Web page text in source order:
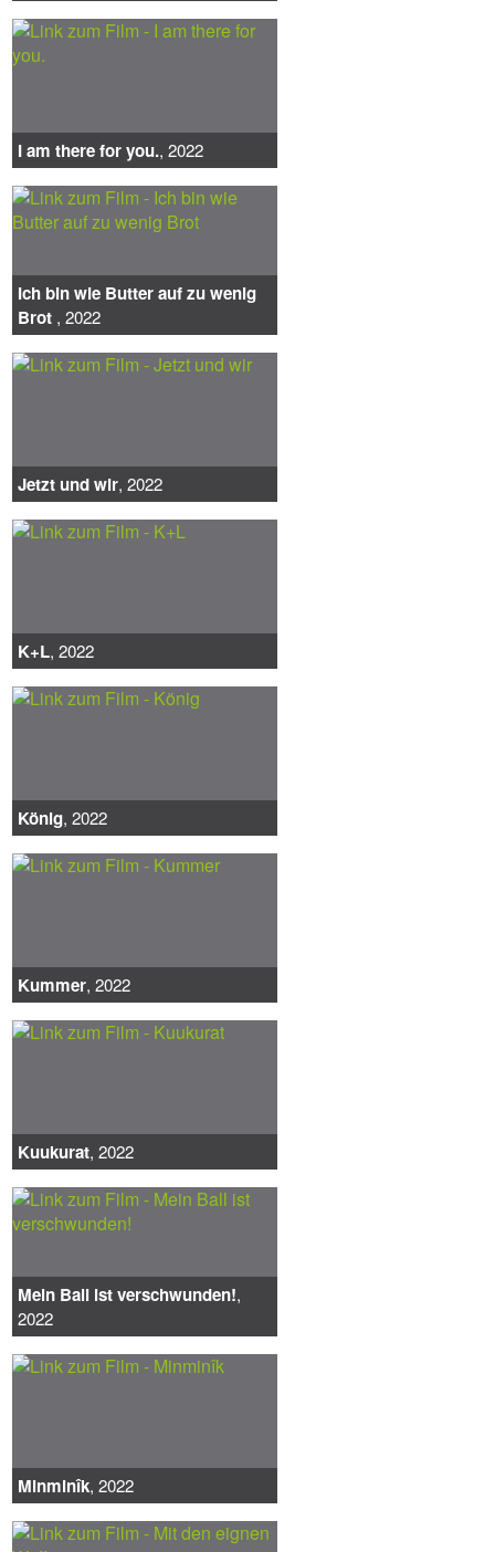
I am there for you., 2022
Ich bin wie Butter auf zu wenig
Brot , 2022
Jetzt und wir, 2022
K+L, 2022
König, 2022
Kummer, 2022
Kuukurat, 2022
Mein Ball ist verschwunden!,
2022
Minminîk, 2022